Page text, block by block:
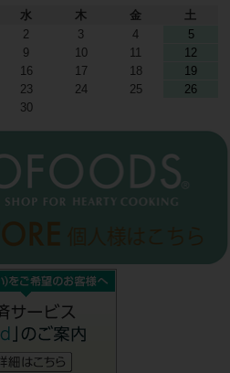
水 木 金
土
2 3 4
5
9 10 11
12
16 17 18
19
23 24 25
26
30